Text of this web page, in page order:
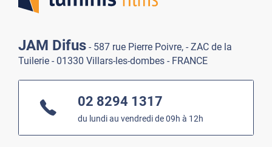
JAM Difus - 587 rue Pierre Poivre, - ZAC de la
Tuilerie - 01330 Villars-les-dombes - FRANCE
02 8294 1317
du lundi au vendredi de 09h à 12h